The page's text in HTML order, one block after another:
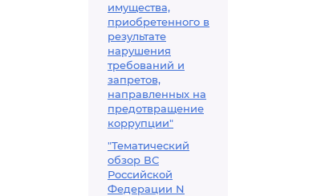
имущества,
приобретенного в
результате
нарушения
требований и
запретов,
направленных на
предотвращение
коррупции"
"Тематический
обзор ВС
Российской
Федерации N